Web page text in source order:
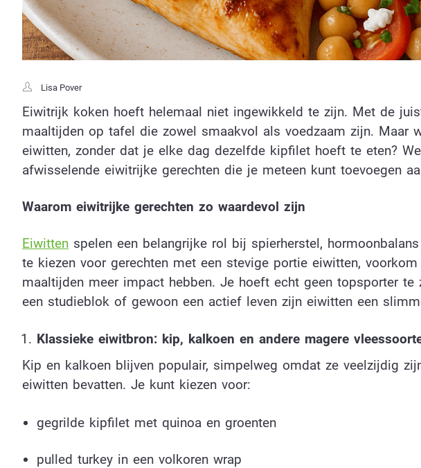
Lisa Pover
Eiwitrijk koken hoeft helemaal niet ingewikkeld te zijn. Met de
maaltijden op tafel die zowel smaakvol als voedzaam zijn. Maar
eiwitten, zonder dat je elke dag dezelfde kipfilet hoeft te eten?
afwisselende eiwitrijke gerechten die je meteen kunt toevoegen
Waarom eiwitrijke gerechten zo waardevol zijn
Eiwitten spelen een belangrijke rol bij spierherstel,
te kiezen voor gerechten met een stevige portie eiwitten,
maaltijden meer impact hebben. Je hoeft echt geen topsporter te
een studieblok of gewoon een actief leven zijn eiwitten een
Klassieke eiwitbron: kip, kalkoen en andere magere
Kip en kalkoen blijven populair, simpelweg omdat ze veelzijdig
eiwitten bevatten. Je kunt kiezen voor:
gegrilde kipfilet met quinoa en groenten
pulled turkey in een volkoren wrap